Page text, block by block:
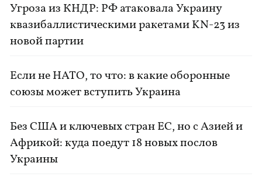
Угроза из КНДР: РФ атаковала Украину
квазибаллистическими ракетами KN-23 из
новой партии
Если не НАТО, то что: в какие оборонные
союзы может вступить Украина
Без США и ключевых стран ЕС, но с Азией и
Африкой: куда поедут 18 новых послов
Украины